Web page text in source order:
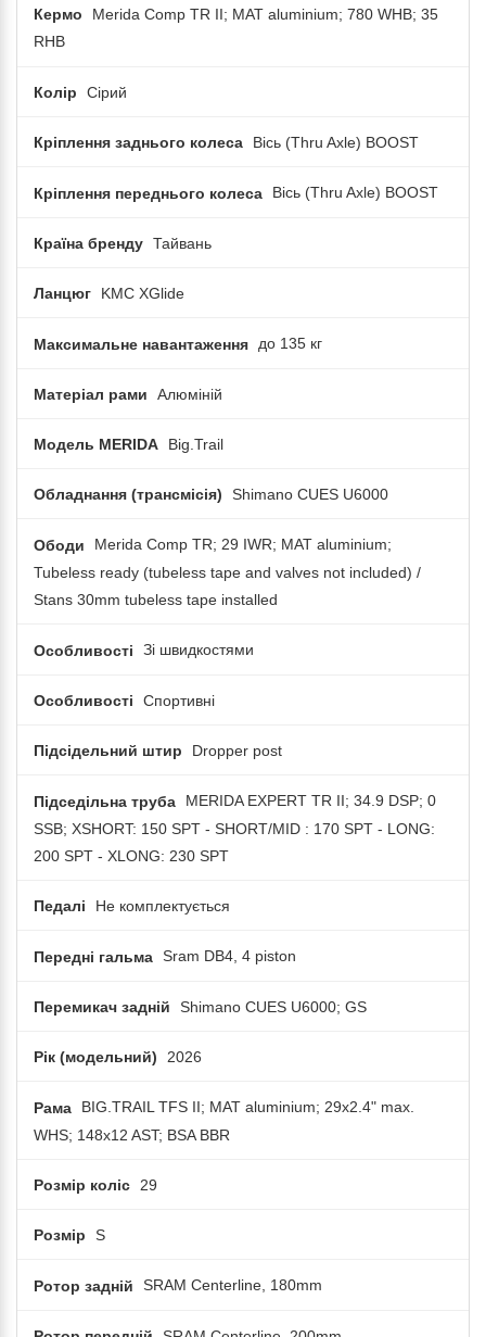
Кермо
Merida Comp TR II; MAT aluminium; 780 WHB; 35
RHB
Колір Сірий
Кріплення заднього колеса Вісь (Thru Axle) BOOST
Кріплення переднього колеса Вісь (Thru Axle) BOOST
Країна бренду Тайвань
Ланцюг KMC XGlide
Максимальне навантаження до 135 кг
Матеріал рами Алюміній
Модель MERIDA Big.Trail
Обладнання (трансмісія) Shimano CUES U6000
Ободи
Merida Comp TR; 29 IWR; MAT aluminium;
Tubeless ready (tubeless tape and valves not included) /
Stans 30mm tubeless tape installed
Особливості Зі швидкостями
Особливості Спортивні
Підсідельний штир Dropper post
Підседільна труба
MERIDA EXPERT TR II; 34.9 DSP; 0
SSB; XSHORT: 150 SPT - SHORT/MID : 170 SPT - LONG:
200 SPT - XLONG: 230 SPT
Педалі Не комплектується
Передні гальма Sram DB4, 4 piston
Перемикач задній Shimano CUES U6000; GS
Рік (модельний) 2026
Рама
BIG.TRAIL TFS II; MAT aluminium; 29x2.4" max.
WHS; 148x12 AST; BSA BBR
Розмір коліс 29
Розмір S
Ротор задній SRAM Centerline, 180mm